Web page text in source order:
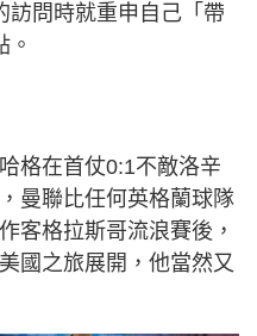
訪問時就重申自己「帶
。
格在首仗0:1不敵洛辛
曼聯比任何英格蘭球隊
客格拉斯哥流浪賽後，
國之旅展開，他當然又